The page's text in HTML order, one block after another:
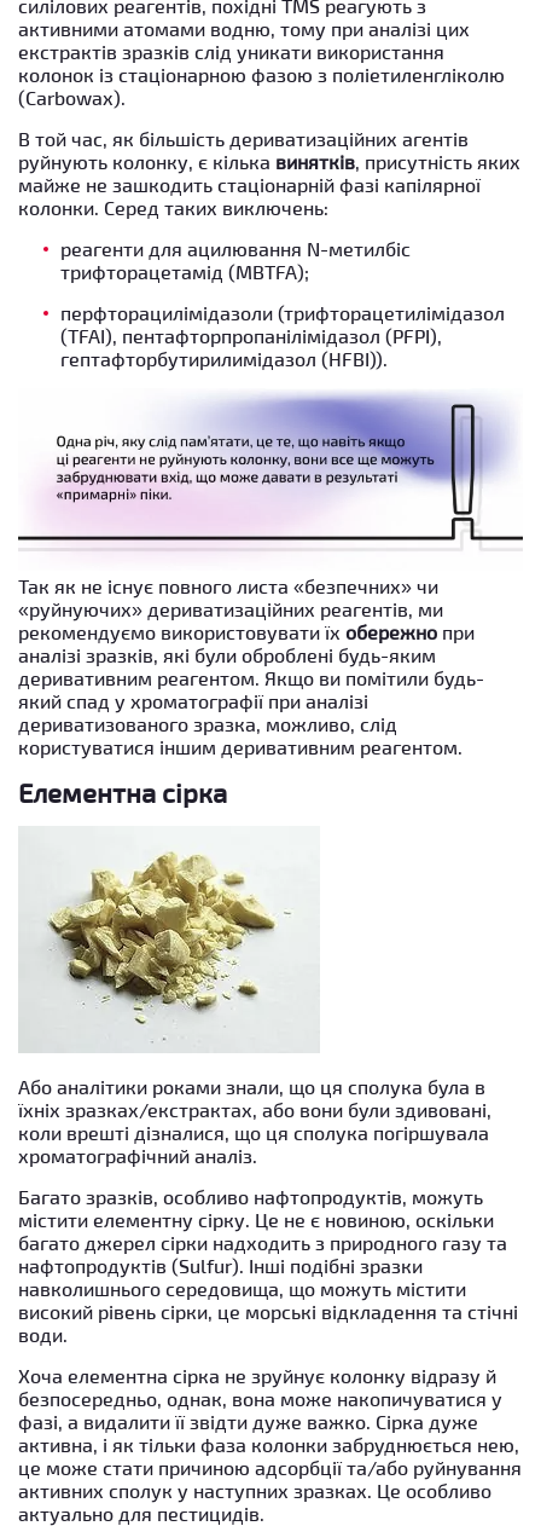
силілових реагентів, похідні TMS реагують з
активними атомами водню, тому при аналізі цих
екстрактів зразків слід уникати використання
колонок із стаціонарною фазою з поліетиленгліколю
(Carbowax).
В той час, як більшість дериватизаційних агентів
руйнують колонку, є кілька винятків, присутність яких
майже не зашкодить стаціонарній фазі капілярної
колонки. Серед таких виключень:
реагенти для ацилювання N-метилбіс
трифторацетамід (MBTFA);
перфторацилімідазоли (трифторацетилімідазол
(TFAI), пентафторпропанілімідазол (PFPI),
гептафторбутирилимідазол (HFBI)).
Так як не існує повного листа «безпечних» чи
«руйнуючих» дериватизаційних реагентів, ми
рекомендуємо використовувати їх обережно при
аналізі зразків, які були оброблені будь-яким
деривативним реагентом. Якщо ви помітили будь-
який спад у хроматографії при аналізі
дериватизованого зразка, можливо, слід
користуватися іншим деривативним реагентом.
Елементна сірка
Або аналітики роками знали, що ця сполука була в
їхніх зразках/екстрактах, або вони були здивовані,
коли врешті дізналися, що ця сполука погіршувала
хроматографічний аналіз.
Багато зразків, особливо нафтопродуктів, можуть
містити елементну сірку. Це не є новиною, оскільки
багато джерел сірки надходить з природного газу та
нафтопродуктів (Sulfur). Інші подібні зразки
навколишнього середовища, що можуть містити
високий рівень сірки, це морські відкладення та стічні
води.
Хоча елементна сірка не зруйнує колонку відразу й
безпосередньо, однак, вона може накопичуватися у
фазі, а видалити її звідти дуже важко. Сірка дуже
активна, і як тільки фаза колонки забруднюється нею,
це може стати причиною адсорбції та/або руйнування
активних сполук у наступних зразках. Це особливо
актуально для пестицидів.